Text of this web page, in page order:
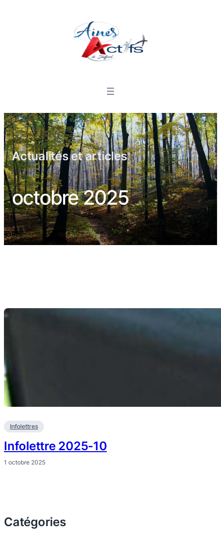
Actualités et articles
octobre 2025
Infolettres
Infolettre 2025-10
1 octobre 2025
Catégories